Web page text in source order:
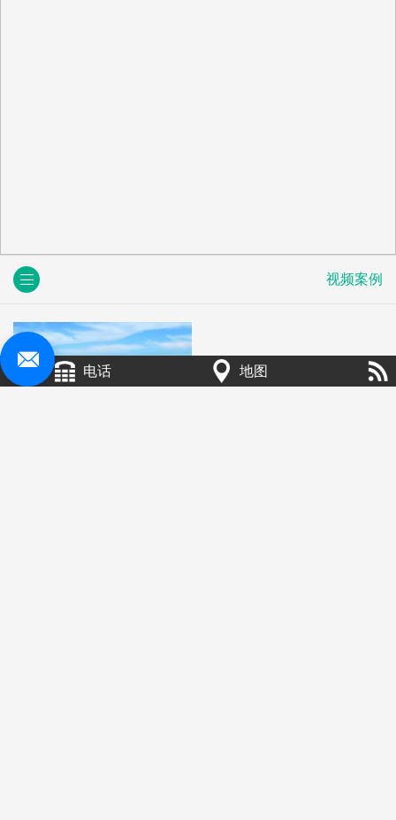
视频案例
电话 地图